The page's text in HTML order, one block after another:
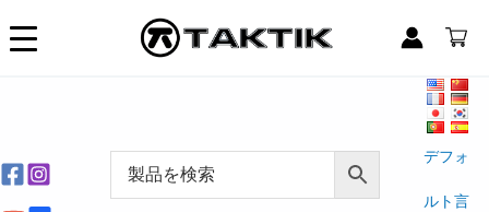
容
デフォ
ルト言